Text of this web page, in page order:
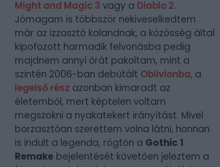
Might and Magic 3 vagy a Diablo 2.
Jómagam is többször nekiveselkedtem
már az izzasztó kalandnak, a közösség által
kipofozott harmadik felvonásba pedig
majdnem annyi órát pakoltam, mint a
szintén 2006-ban debütált Oblivionba, a
legelső rész azonban kimaradt az
életemből, mert képtelen voltam
megszokni a nyakatekert irányítást. Mivel
borzasztóan szerettem volna látni, honnan
is indult a legenda, rögtön a Gothic 1
Remake bejelentését követően jeleztem a